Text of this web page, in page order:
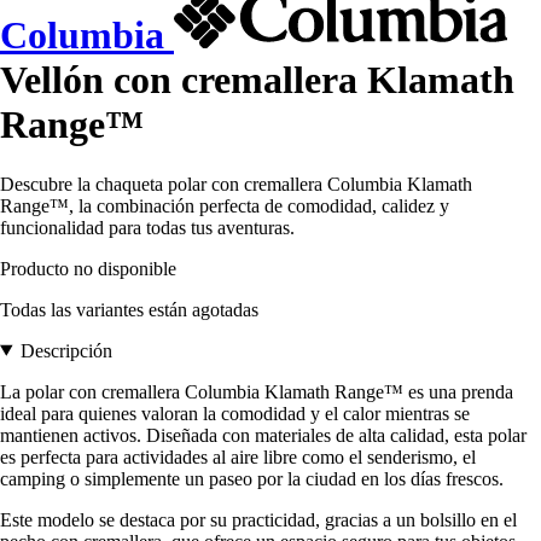
Columbia
Vellón con cremallera Klamath
Range™
Descubre la chaqueta polar con cremallera Columbia Klamath
Range™, la combinación perfecta de comodidad, calidez y
funcionalidad para todas tus aventuras.
Producto no disponible
Todas las variantes están agotadas
Descripción
La polar con cremallera Columbia Klamath Range™ es una prenda
ideal para quienes valoran la comodidad y el calor mientras se
mantienen activos. Diseñada con materiales de alta calidad, esta polar
es perfecta para actividades al aire libre como el senderismo, el
camping o simplemente un paseo por la ciudad en los días frescos.
Este modelo se destaca por su practicidad, gracias a un bolsillo en el